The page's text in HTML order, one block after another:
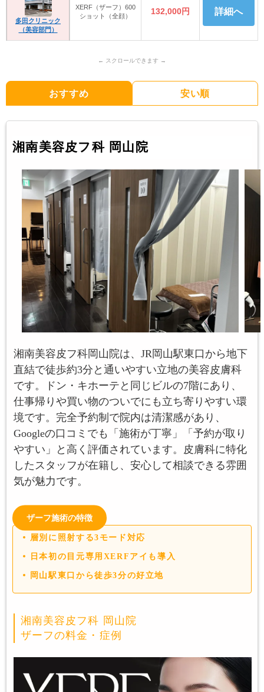
多田クリニック
（美容部門）
XERF（ザーフ）600
ショット（全顔）
132,000円 詳細へ
おすすめ 安い順
湘南美容皮フ科 岡山院
湘南美容皮フ科岡山院は、JR岡山駅東口から地下
直結で徒歩約3分と通いやすい立地の美容皮膚科
です。ドン・キホーテと同じビルの7階にあり、
仕事帰りや買い物のついでにも立ち寄りやすい環
境です。完全予約制で院内は清潔感があり、
Googleの口コミでも「施術が丁寧」「予約が取り
やすい」と高く評価されています。皮膚科に特化
したスタッフが在籍し、安心して相談できる雰囲
気が魅力です。
ザーフ施術の特徴
層別に照射する3モード対応
日本初の目元専用XERFアイも導入
岡山駅東口から徒歩3分の好立地
湘南美容皮フ科 岡山院
ザーフの料金・症例